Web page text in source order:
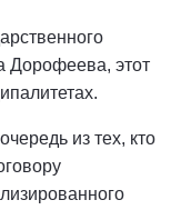
Дорофеева, этот
из тех, кто